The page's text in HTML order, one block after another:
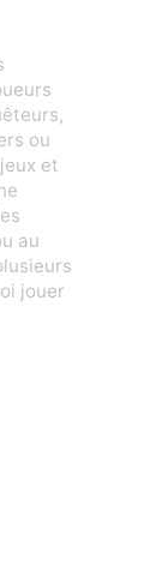
ou
et
au
jouer